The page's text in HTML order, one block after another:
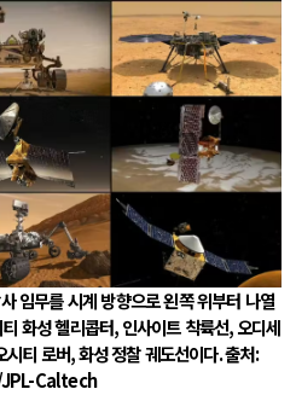
임무를 시계 방향으로 왼쪽 위부터 나열
화성 헬리콥터,인사이트 착륙선,오디세
시티 로버,화성 정찰 궤도선이다.출처:
JPL-Caltech